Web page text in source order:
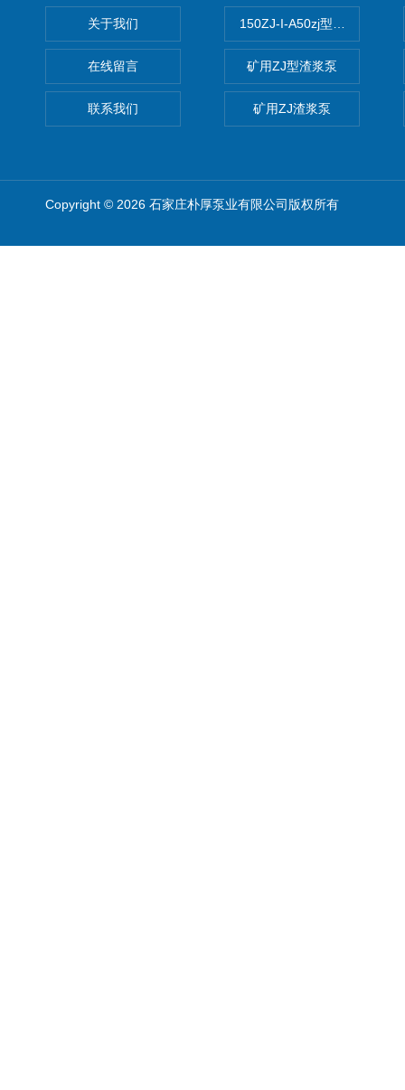
关于我们
在线留言
联系我们
150ZJ-I-A50zj型渣浆泵
矿用ZJ型渣浆泵
矿用ZJ渣浆泵
Copyright © 2026 石家庄朴厚泵业有限公司版权所有